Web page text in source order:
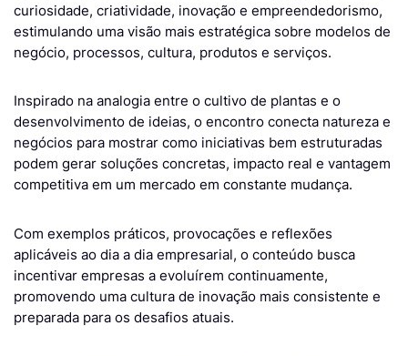
curiosidade, criatividade, inovação e empreendedorismo,
estimulando uma visão mais estratégica sobre modelos de
negócio, processos, cultura, produtos e serviços.
Inspirado na analogia entre o cultivo de plantas e o
desenvolvimento de ideias, o encontro conecta natureza e
negócios para mostrar como iniciativas bem estruturadas
podem gerar soluções concretas, impacto real e vantagem
competitiva em um mercado em constante mudança.
Com exemplos práticos, provocações e reflexões
aplicáveis ao dia a dia empresarial, o conteúdo busca
incentivar empresas a evoluírem continuamente,
promovendo uma cultura de inovação mais consistente e
preparada para os desafios atuais.